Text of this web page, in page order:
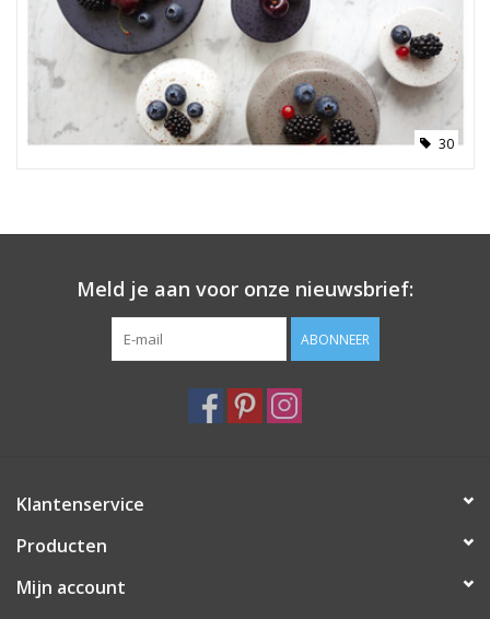
30
Meld je aan voor onze nieuwsbrief:
ABONNEER
Klantenservice
Producten
Mijn account